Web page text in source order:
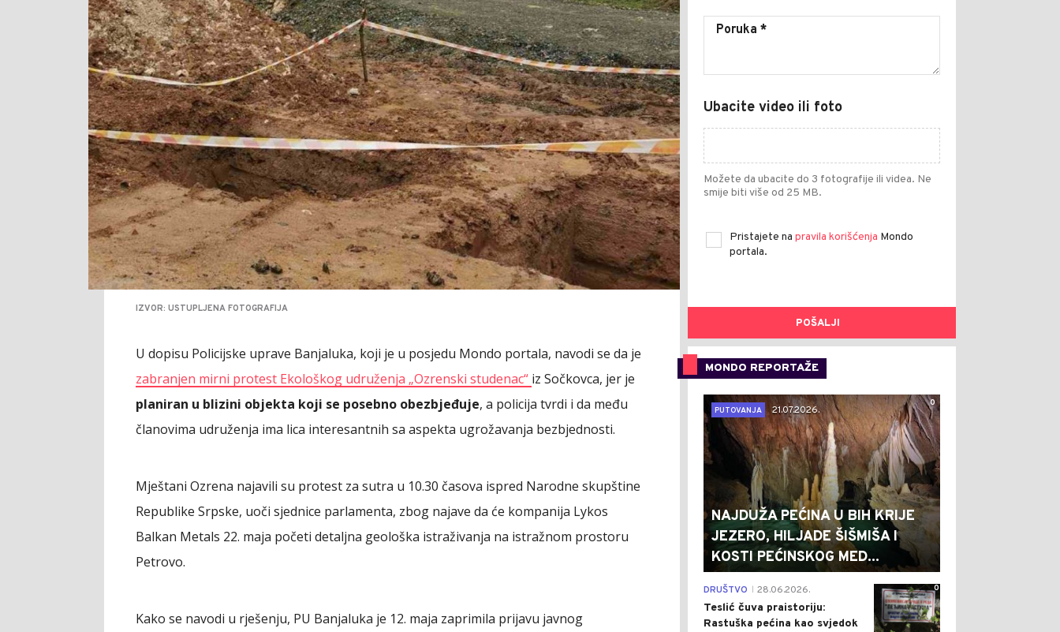
IZVOR: USTUPLJENA FOTOGRAFIJA
U dopisu Policijske uprave Banjaluka, koji je u posjedu Mondo portala, navodi se da je
zabranjen mirni protest Ekološkog udruženja „Ozrenski studenac“ iz Sočkovca, jer je
planiran u blizini objekta koji se posebno obezbjeđuje, a policija tvrdi i da među
članovima udruženja ima lica interesantnih sa aspekta ugrožavanja bezbjednosti.
Mještani Ozrena najavili su protest za sutra u 10.30 časova ispred Narodne skupštine
Republike Srpske, uoči sjednice parlamenta, zbog najave da će kompanija Lykos
Balkan Metals 22. maja početi detaljna geološka istraživanja na istražnom prostoru
Petrovo.
Kako se navodi u rješenju, PU Banjaluka je 12. maja zaprimila prijavu javnog
Ubacite video ili foto
Možete da ubacite do 3 fotografije ili videa. Ne
smije biti više od 25 MB.
Pristajete na pravila korišćenja Mondo
portala.
POŠALJI
MONDO REPORTAŽE
0
PUTOVANJA
21.07.2026.
NAJDUŽA PEĆINA U BIH KRIJE
JEZERO, HILJADE ŠIŠMIŠA I
KOSTI PEĆINSKOG MED...
0
DRUŠTVO 28.06.2026.
Teslić čuva praistoriju:
Rastuška pećina kao svjedok